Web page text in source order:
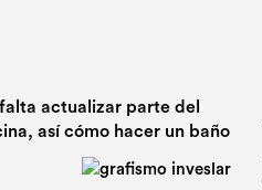
actualizar parte del
así cómo hacer un baño